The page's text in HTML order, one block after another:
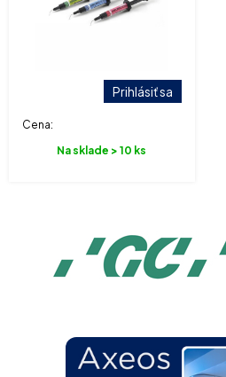
Cena:
Prihlásiť sa
Na sklade > 10 ks